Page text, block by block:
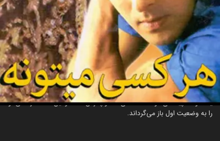
بعد از مرگ والدینش، سوراج دهنراجگیر تحت care پدربزرگش، داداجی قرار
می‌گیرد. داداجی مسئولیت تربیت او را به مهش سپرده، اما متأسفانه سوراج
از کنترل خارج می‌شود و به رفتارهای نامناسبی با زنان و مصرف الکل عادت
می‌کند. وقتی داداجی از این وضعیت مطلع می‌شود، نگران طرز رفتار سوراج
با زنان می‌شود و به او سفارش می‌کند که از این کارها دوری کند. سوراج با
کمال سینها آشنا می‌شود و به او علاقه‌مند می‌شود، اما کمال به دلیل رفتارهای
ناپسند سوراج هیچ علاقه‌ای به او ندارد. سوراج برای جلب عشق کمال هویت
خود را تغییر می‌دهد، اما وقتی او حقیقت را متوجه می‌شود، دوباره او را ترک
می‌کند و داداجی ناچار می‌شود او را قانع کند. متأسفانه برای سوراج، ناگهان
یک کودک پیدا می‌شود که ادعا می‌کند او پدرش است و این مسأله زندگی او
را به وضعیت اول باز می‌گرداند.